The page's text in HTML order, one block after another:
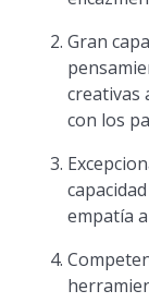
Gran
creativas
con los
empatía